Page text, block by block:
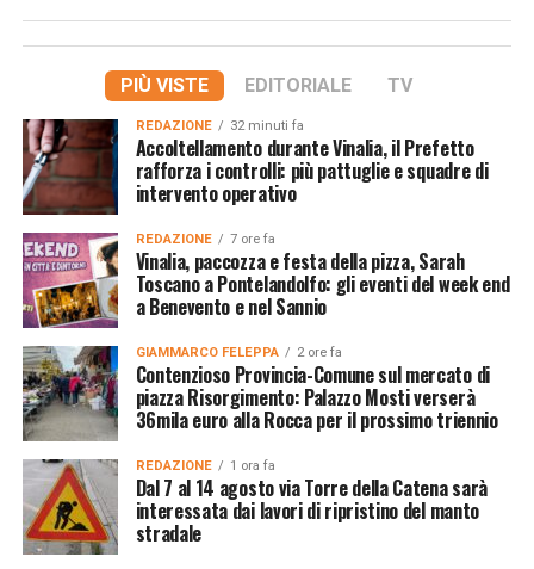
PIÙ VISTE EDITORIALE TV
REDAZIONE 32 minuti fa
Accoltellamento durante Vinalia, il Prefetto
rafforza i controlli: più pattuglie e squadre di
intervento operativo
REDAZIONE 7 ore fa
Vinalia, paccozza e festa della pizza, Sarah
Toscano a Pontelandolfo: gli eventi del week end
a Benevento e nel Sannio
GIAMMARCO FELEPPA 2 ore fa
Contenzioso Provincia-Comune sul mercato di
piazza Risorgimento: Palazzo Mosti verserà
36mila euro alla Rocca per il prossimo triennio
REDAZIONE 1 ora fa
Dal 7 al 14 agosto via Torre della Catena sarà
interessata dai lavori di ripristino del manto
stradale